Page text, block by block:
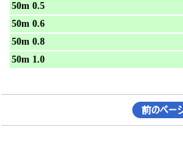
50m 0.5
50m 0.6
50m 0.8
50m 1.0